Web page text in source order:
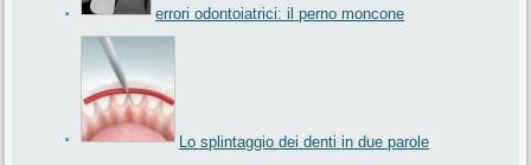
errori odontoiatrici: il perno moncone
Lo splintaggio dei denti in due parole